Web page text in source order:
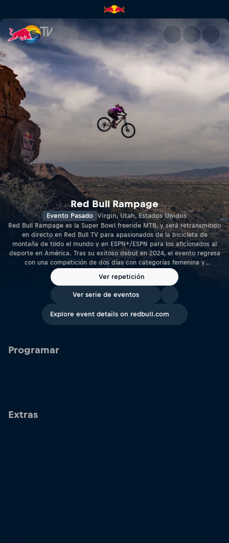
Red Bull Rampage | Red Bull
Red Bull Rampage
Evento Pasado Virgin, Utah, Estados Unidos
Red Bull Rampage es la Super Bowl freeride MTB, y será retransmitido
en directo en Red Bull TV para apasionados de la bicicleta de
montaña de todo el mundo y en ESPN+/ESPN para los aficionados al
deporte en América. Tras su exitoso debut en 2024, el evento regresa
con una competición de dos días con categorías femenina y
Ver repetición
Ver serie de eventos
Explore event details on redbull.com
Programar
Extras